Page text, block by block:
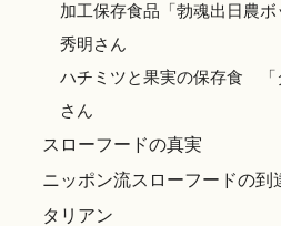
加工保存食品「勃魂出日農
秀明さん
ハチミツと果実の保存食 「
さん
スローフードの真実
ニッポン流スローフードの
タリアン